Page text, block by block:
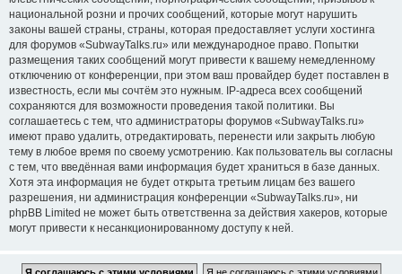
национальной розни и прочих сообщений, которые могут нарушить
законы вашей страны, страны, которая предоставляет услуги хостинга
для форумов «SubwayTalks.ru» или международное право. Попытки
размещения таких сообщений могут привести к вашему немедленному
отключению от конференции, при этом ваш провайдер будет поставлен в
известность, если мы сочтём это нужным. IP-адреса всех сообщений
сохраняются для возможности проведения такой политики. Вы
соглашаетесь с тем, что администраторы форумов «SubwayTalks.ru»
имеют право удалить, отредактировать, перенести или закрыть любую
тему в любое время по своему усмотрению. Как пользователь вы согласны
с тем, что введённая вами информация будет храниться в базе данных.
Хотя эта информация не будет открыта третьим лицам без вашего
разрешения, ни администрация конференции «SubwayTalks.ru», ни
phpBB Limited не может быть ответственна за действия хакеров, которые
могут привести к несанкционированному доступу к ней.